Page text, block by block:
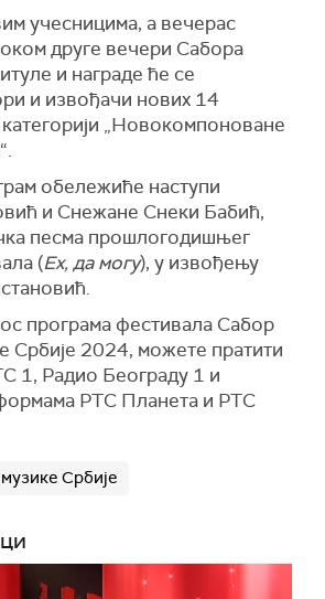
учесницима, а вечерас
друге вечери Сабора
и награде ће се
и извођачи нових 14
„Новокомпоноване
обележиће наступи
и Снежане Снеки Бабић,
песма прошлогодишњег
(Ех, да могу), у извођењу
програма фестивала Сабор
Србије 2024, можете пратити
1, Радио Београду 1 и
РТС Планета и РТС
Србије